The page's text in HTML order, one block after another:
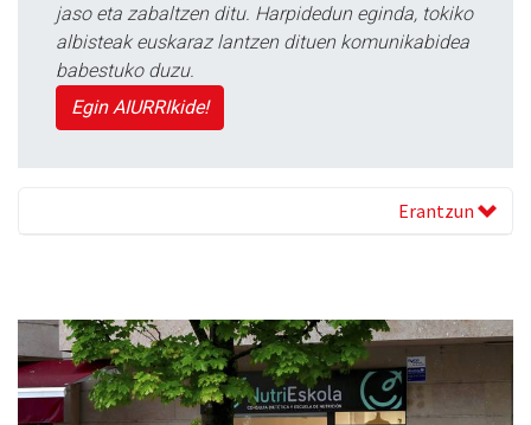
jaso eta zabaltzen ditu. Harpidedun eginda, tokiko
albisteak euskaraz lantzen dituen komunikabidea
babestuko duzu.
Egin AIURRIkide!
Erantzun